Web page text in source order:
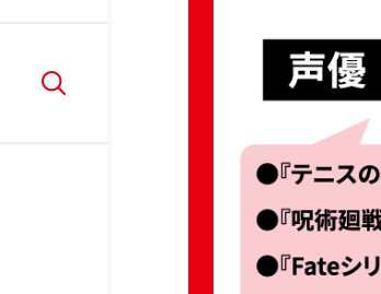
入学情報
AO入学制度
WEB出願
LINE相談会